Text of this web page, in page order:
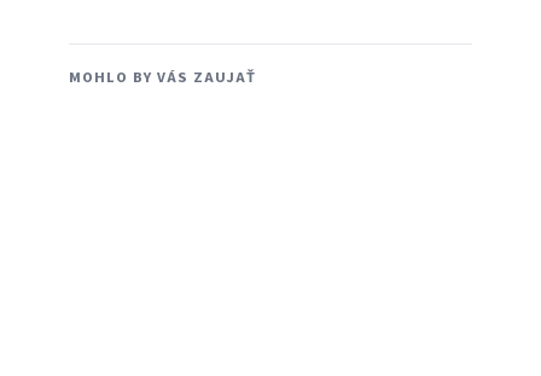
MOHLO BY VÁS ZAUJAŤ